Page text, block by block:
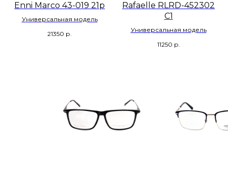
Enni Marco 43-019 21р
Универсальная модель
21350 р.
Rafaelle RLRD-452302
C1
Универсальная модель
11250 р.